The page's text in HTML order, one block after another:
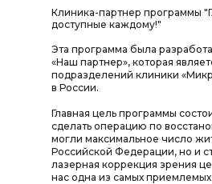
Клиника-партнер программы
доступные каждому!"
Эта программа была
«Наш партнер», которая
подразделений клиники
в России.
Главная цель программы
сделать операцию по
могли максимальное число
Российской Федерации, но и
лазерная коррекция зрения
нас одна из самых